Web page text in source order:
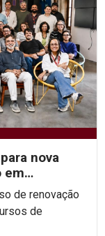
nova
em
de renovação
de